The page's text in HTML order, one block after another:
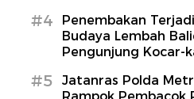
#4
Penembakan
Budaya Lembah
Pengunjung Kocar-
#5
Jatanras Polda